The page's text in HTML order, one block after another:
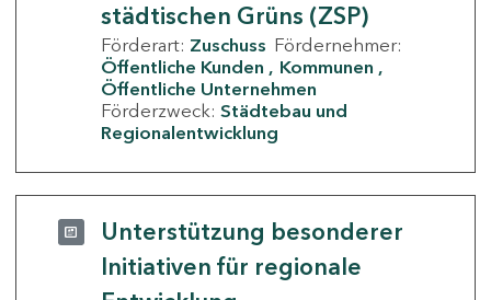
städtischen Grüns (ZSP)
Förderart: Zuschuss Fördernehmer:
Öffentliche Kunden
Kommunen
Öffentliche Unternehmen
Förderzweck: Städtebau und
Regionalentwicklung
Unterstützung besonderer
Initiativen für regionale